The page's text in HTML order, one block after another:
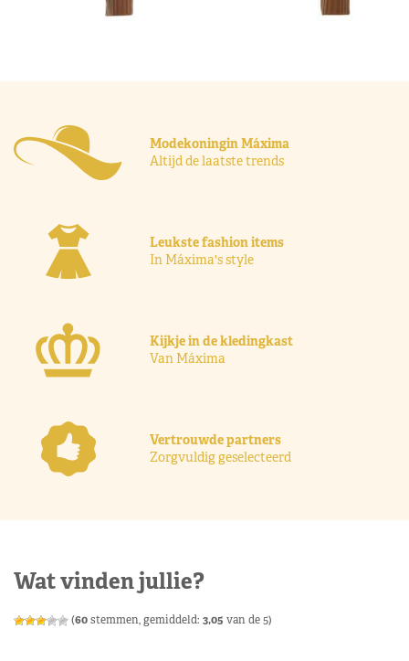
Modekoningin Máxima
Altijd de laatste trends
Leukste fashion items
In Máxima's style
Kijkje in de kledingkast
Van Máxima
Vertrouwde partners
Zorgvuldig geselecteerd
Wat vinden jullie?
(60stemmen, gemiddeld: 3,05 van de 5)